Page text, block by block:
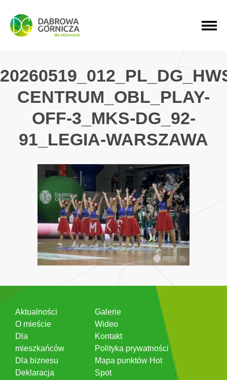
PRZEJDŹ DO MENU GŁÓWNEGO
PRZEJDŹ DO WYSZUKIWARKI
PRZEJDŹ DO TREŚCI
CENTRUM_OBL_PLAY-
OFF-3_MKS-DG_92-
91_LEGIA-WARSZAWA
Aktualności
O mieście
Dla
mieszkańców
Dla biznesu
Deklaracja
Galerie
Wideo
Kontakt
Polityka prywatności
Mapa punktów Hot
Spot